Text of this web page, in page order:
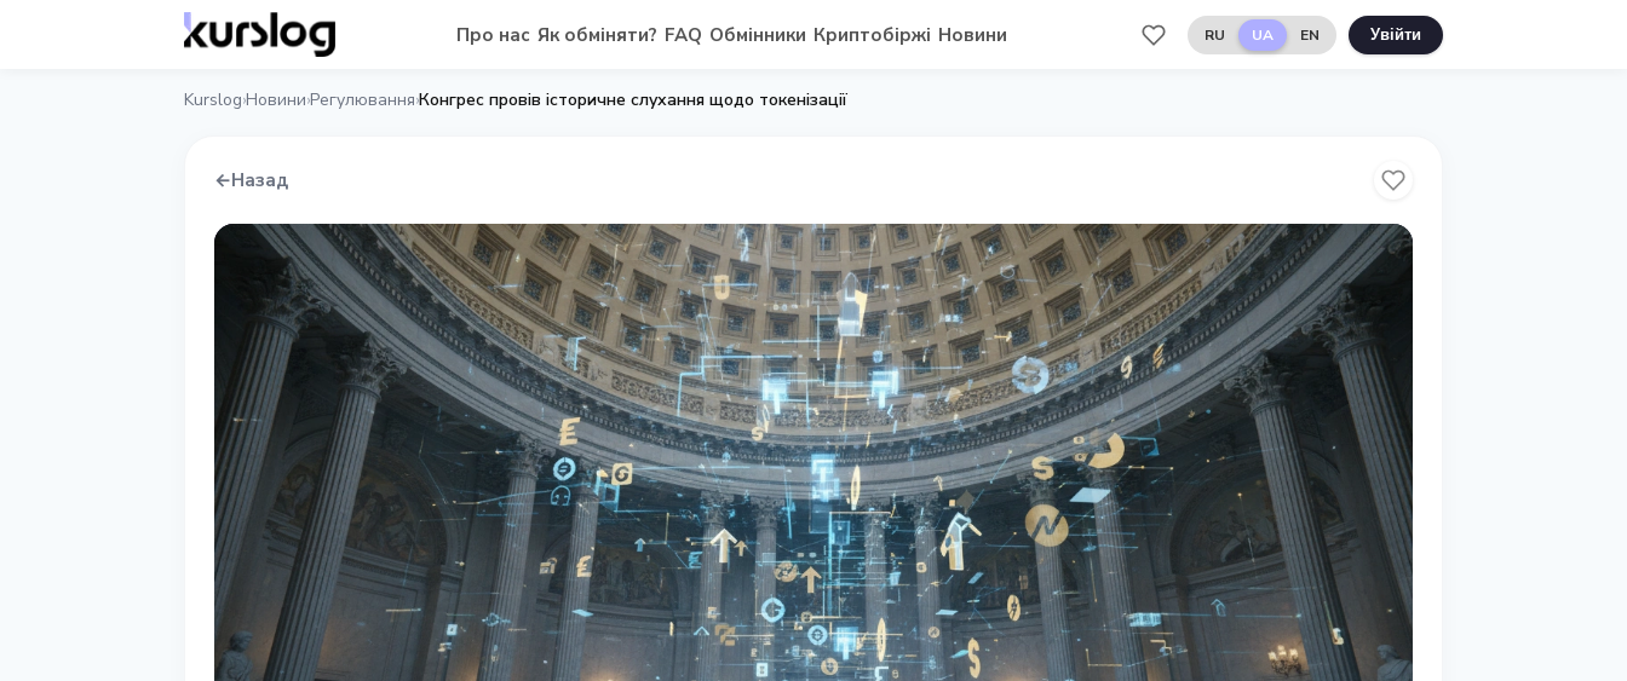
Про нас Як обміняти? FAQ Обмінники Криптобіржі Новини RU UA EN Увійти
Kurslog›Новини›Регулювання›Конгрес провів історичне слухання щодо токенізації
←Назад